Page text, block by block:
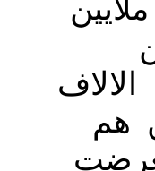
الالاف
هم